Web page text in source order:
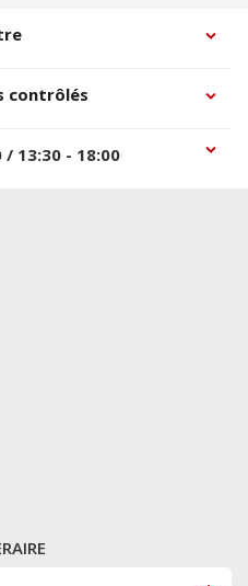
contrôlés
/ 13:30 - 18:00